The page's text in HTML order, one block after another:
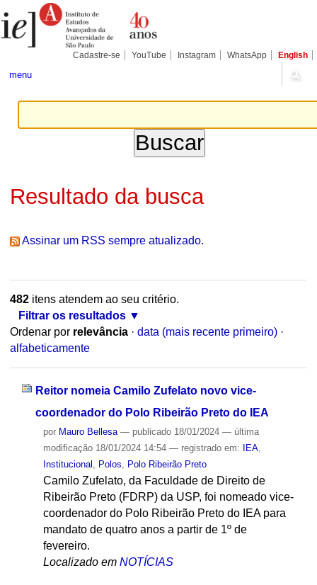
para
conteúdo.
Pessoais
Cadastre-se YouTube Instagram WhatsApp English
menu
Resultado da busca
Assinar um RSS sempre atualizado.
482itens atendem ao seu critério.
Filtrar os resultados
Ordenar por relevância · data (mais recente primeiro) ·
alfabeticamente
Reitor nomeia Camilo Zufelato novo vice-
coordenador do Polo Ribeirão Preto do IEA
por Mauro Bellesa — publicado18/01/2024 — última
modificação18/01/2024 14:54 — registrado em: IEA,
Institucional
Polos Polo Ribeirão Preto
Camilo Zufelato, da Faculdade de Direito de
Ribeirão Preto (FDRP) da USP, foi nomeado vice-
coordenador do Polo Ribeirão Preto do IEA para
mandato de quatro anos a partir de 1º de
fevereiro.
Localizado em NOTÍCIAS